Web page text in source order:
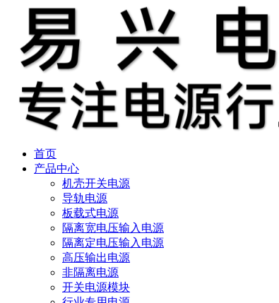
首页
产品中心
机壳开关电源
导轨电源
板载式电源
隔离宽电压输入电源
隔离定电压输入电源
高压输出电源
非隔离电源
开关电源模块